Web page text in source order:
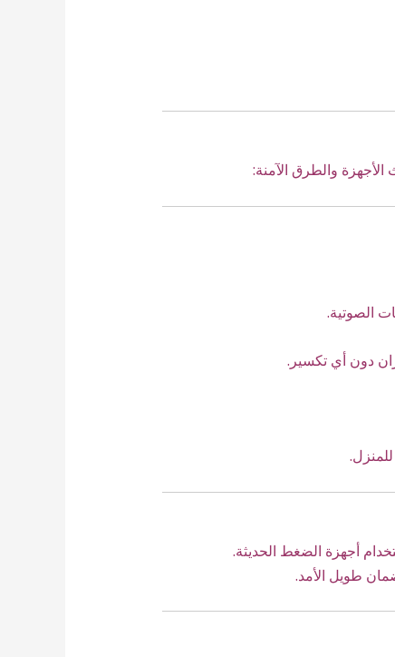
والطرق الآمنة:
الصوتية.
دون أي تكسير.
أجهزة الضغط الحديثة.
طويل الأمد.